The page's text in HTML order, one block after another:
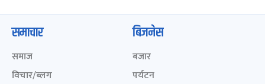
समाचार
समाज
विचार/ब्लग
बिजनेस
बजार
पर्यटन